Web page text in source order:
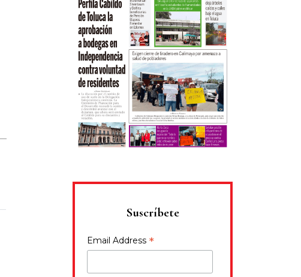
Suscríbete
Email Address *